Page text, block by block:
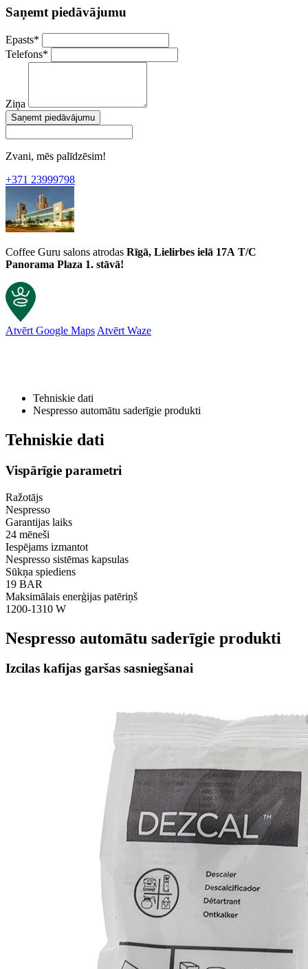
Saņemt piedāvājumu
Epasts*
Telefons*
Ziņa
Saņemt piedāvājumu
Zvani, mēs palīdzēsim!
+371 23999798
Coffee Guru salons atrodas Rīgā, Lielirbes ielā 17A T/C
Panorama Plaza 1. stāvā!
Atvērt Google Maps Atvērt Waze
Tehniskie dati
Nespresso automātu saderīgie produkti
Tehniskie dati
Vispārīgie parametri
Ražotājs
Nespresso
Garantijas laiks
24 mēneši
Iespējams izmantot
Nespresso sistēmas kapsulas
Sūkņa spiediens
19 BAR
Maksimālais enerģijas patēriņš
1200-1310 W
Nespresso automātu saderīgie produkti
Izcilas kafijas garšas sasniegšanai